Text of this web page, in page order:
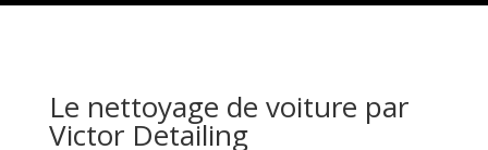
Le nettoyage de voiture par
Victor Detailing